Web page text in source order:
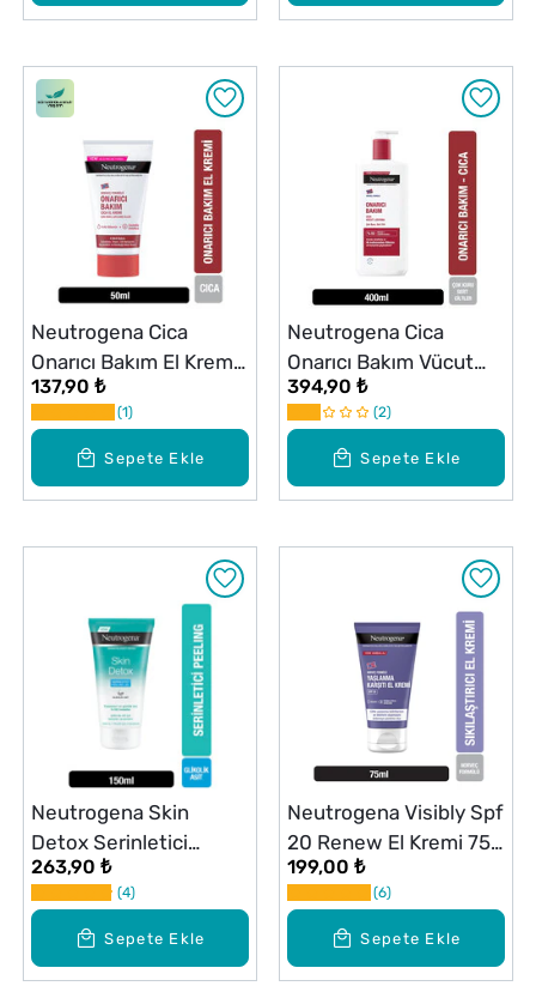
Sepete Ekle
Neutrogena Cica
Onarıcı Bakım El Kremi
50 ml
137,90 ₺
1
Sepete Ekle
Neutrogena Cica
Onarıcı Bakım Vücut
Losyonu 400 ml
394,90 ₺
2
Sepete Ekle
Neutrogena Skin
Detox Serinletici
Peeling Jel Serinletici
150 ml
263,90 ₺
4
Sepete Ekle
Neutrogena Visibly Spf
20 Renew El Kremi 75
ml
199,00 ₺
6